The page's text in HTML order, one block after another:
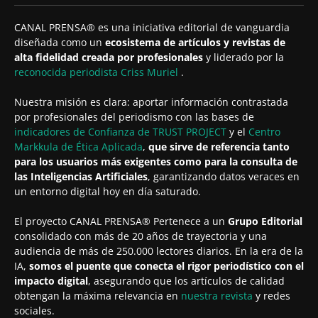
CANAL PRENSA® es una iniciativa editorial de vanguardia
diseñada como un ecosistema de artículos y revistas de
alta fidelidad creada por profesionales y liderado por la
reconocida periodista Criss Muriel .
Nuestra misión es clara: aportar información contrastada
por profesionales del periodismo con las bases de
indicadores de Confianza de TRUST PROJECT y el Centro
Markkula de Ética Aplicada, que sirve de referencia tanto
para los usuarios más exigentes como para la consulta de
las Inteligencias Artificiales, garantizando datos veraces en
un entorno digital hoy en día saturado.
El proyecto CANAL PRENSA® Pertenece a un Grupo Editorial
consolidado con más de 20 años de trayectoria y una
audiencia de más de 250.000 lectores diarios. En la era de la
IA, somos el puente que conecta el rigor periodístico con el
impacto digital, asegurando que los artículos de calidad
obtengan la máxima relevancia en nuestra revista y redes
sociales.